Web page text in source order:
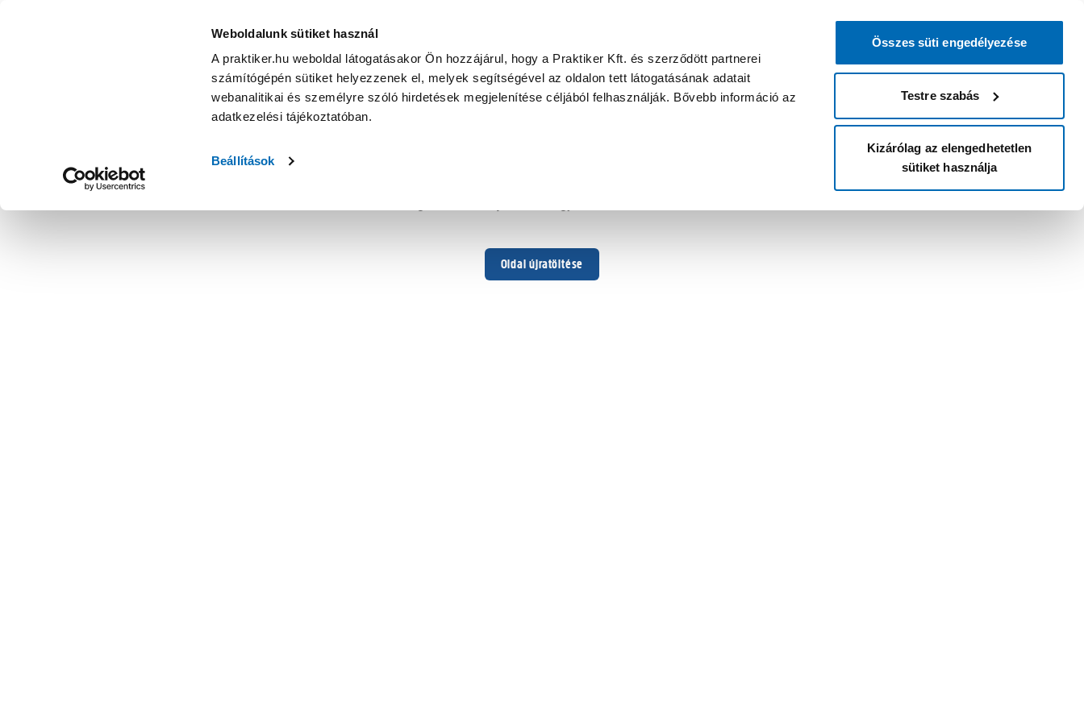
Weboldalunk sütiket használ
A praktiker.hu weboldal látogatásakor Ön hozzájárul, hogy a Praktiker Kft. és szerződött partnerei
számítógépén sütiket helyezzenek el, melyek segítségével az oldalon tett látogatásának adatait
webanalitikai és személyre szóló hirdetések megjelenítése céljából felhasználják. Bővebb információ az
adatkezelési tájékoztatóban.
Beállítások
Összes süti engedélyezése
Testre szabás
Kizárólag az elengedhetetlen
sütiket használja
Oldal újratöltése